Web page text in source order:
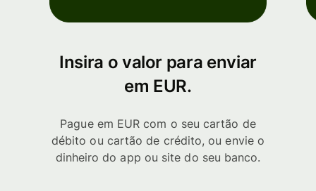
Insira o valor para enviar
em EUR.
Pague em EUR com o seu cartão de
débito ou cartão de crédito, ou envie o
dinheiro do app ou site do seu banco.